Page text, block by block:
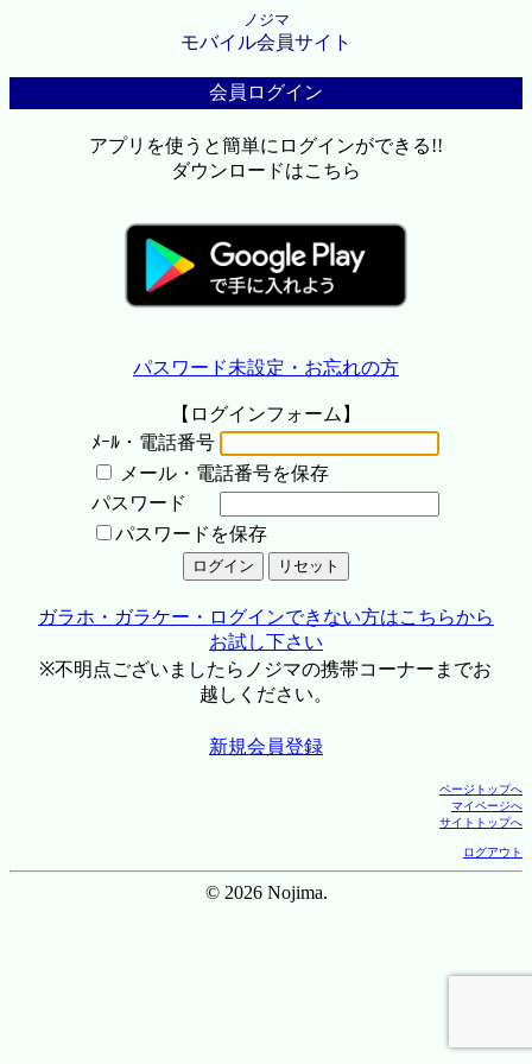
ノジマ
モバイル会員サイト
会員ログイン
アプリを使うと簡単にログインができる!!
ダウンロードはこちら
パスワード未設定・お忘れの方
【ログインフォーム】
ﾒｰﾙ・電話番号
メール・電話番号を保存
パスワード
パスワードを保存
ガラホ・ガラケー・ログインできない方はこちらから
お試し下さい
※不明点ございましたらノジマの携帯コーナーまでお
越しください。
新規会員登録
ページトップへ
マイページへ
サイトトップへ
ログアウト
© 2026 Nojima.